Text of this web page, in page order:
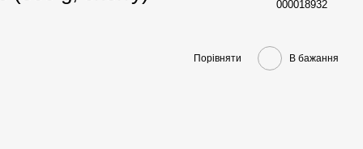
000018932
Порівняти В бажання